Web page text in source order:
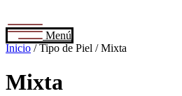
Menú
Inicio / Tipo de Piel / Mixta
Mixta